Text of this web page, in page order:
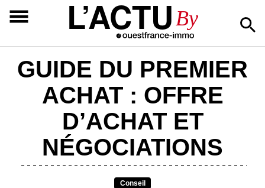
L’ACTUBy
GUIDE DU PREMIER
ACHAT : OFFRE
D’ACHAT ET
NÉGOCIATIONS
Conseil